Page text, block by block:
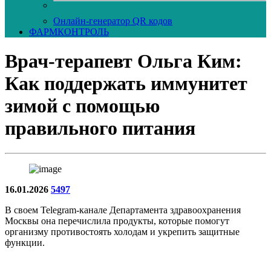
Онлайн-генератор QR кодов
ФАРМКОНТРОЛЬ
Врач-терапевт Ольга Ким:
Как поддержать иммунитет
зимой с помощью
правильного питания
16.01.2026 5497
В своем Telegram-канале Департамента здравоохранения
Москвы она перечислила продукты, которые помогут
организму противостоять холодам и укрепить защитные
функции.